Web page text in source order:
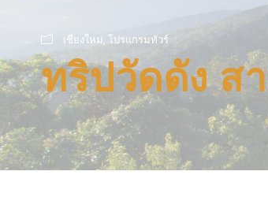
เชียงใหม่, โปรแกรมทัวร์
ทริปวัดดัง ส